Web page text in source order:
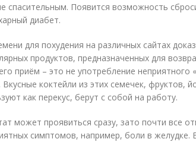
спасительным. Появится возможность
диабет.
для похудения на различных сайтах
продуктов, предназначенных для
приём – это не употребление неприятного
коктейли из этих семечек, фруктов,
как перекус, берут с собой на работу.
может проявиться сразу, зато почти все
симптомов, например, боли в желудке.